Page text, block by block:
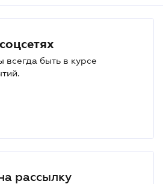
всегда быть в курсе
рассылку